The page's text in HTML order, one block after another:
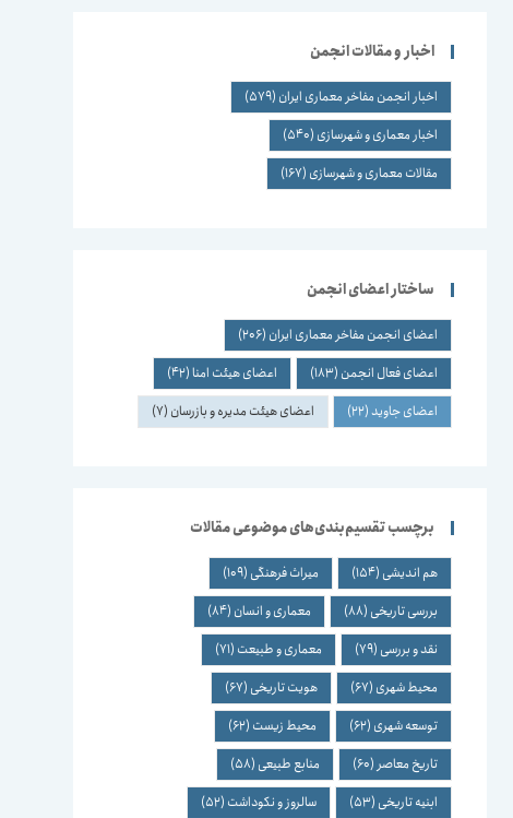
اخبار و مقالات انجمن
اخبار انجمن مفاخر معماری ایران (579)
اخبار معماری و شهرسازی (540)
مقالات معماری و شهرسازی (167)
ساختار اعضای انجمن
اعضای انجمن مفاخر معماری ایران (206)
اعضای فعال انجمن (183) اعضای هیئت امنا(42)
اعضای جاوید(22) اعضای هیئت مدیره و بازرسان (7)
برچسب تقسیم‌بندی‌های موضوعی مقالات
هم اندیشی (154) میراث فرهنگی (109)
بررسی تاریخی (88) معماری و انسان (84)
نقد و بررسی (79) معماری و طبیعت (71)
محیط شهری (67) هویت تاریخی (67)
توسعه شهری (62) محیط زیست (62)
تاریخ معاصر (60) منابع طبیعی (58)
ابنیه تاریخی (53) سالروز و نکوداشت (52)